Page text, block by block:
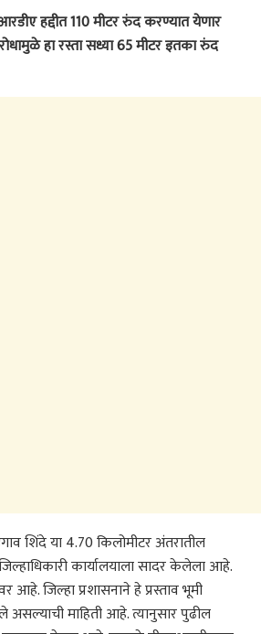
हद्दीत 110 मीटर रुंद करण्यात येणार
हा रस्ता सध्या 65 मीटर इतका रुंद
शिंदे या 4.70 किलोमीटर अंतरातील
कार्यालयाला सादर केलेला आहे.
आहे. जिल्हा प्रशासनाने हे प्रस्ताव भूमी
असल्याची माहिती आहे. त्यानुसार पुढील